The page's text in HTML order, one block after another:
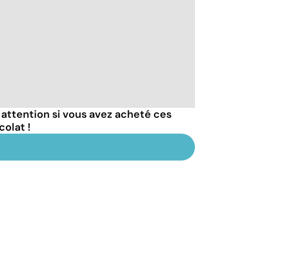
si vous avez acheté ces
!